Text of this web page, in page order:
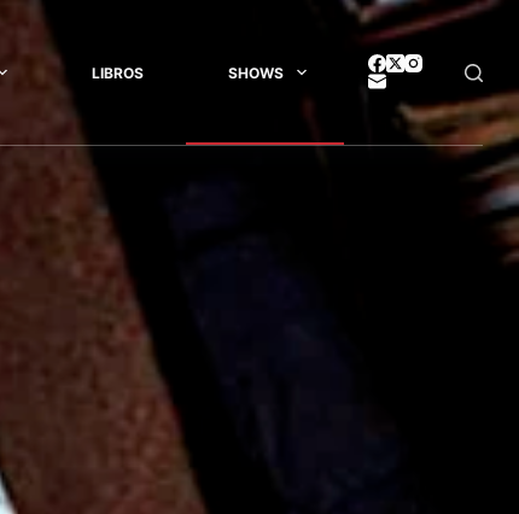
LIBROS SHOWS